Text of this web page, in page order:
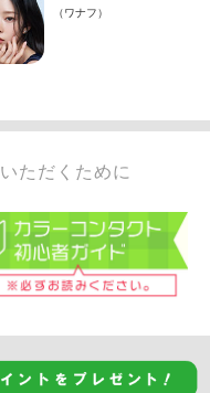
ただくために